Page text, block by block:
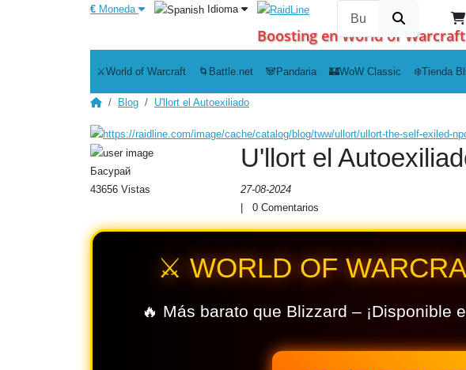
€ Moneda Idioma
Boosting en World of Warcraft
⚔️World of Warcraft 🌀Battle.net 🐼Pandaria 🏰WoW Classic ❄️Tienda
Blog U'llort el Autoexiliado
Басурай
43656 Vistas
U'llort el
27-08-2024
0 Comentarios
⚔️ WORLD OF
🔥 Más barato que Blizzard – ¡Disponible